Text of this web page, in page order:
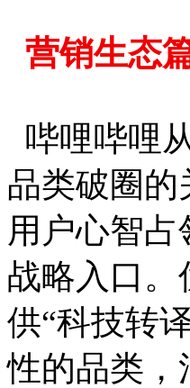
营销生态
哔哩哔哩
品类破圈
用户心智
战略入口。
供“科技转
性的品类，